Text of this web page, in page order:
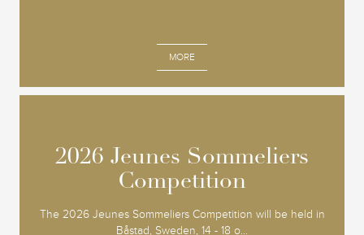
MORE
2026 Jeunes Sommeliers
Competition
The 2026 Jeunes Sommeliers Competition will be held in
Båstad, Sweden, 14 - 18 o...
2026 Jeunes Sommeliers
Competition